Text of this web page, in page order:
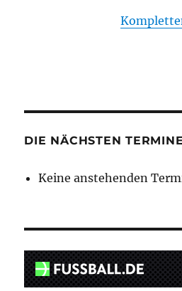
DIE NÄCHSTEN TERMINE
Keine anstehenden